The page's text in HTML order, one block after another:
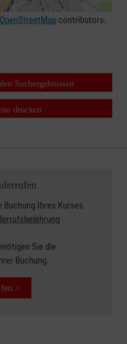
OpenStreetMap contributors.
Suchergebnissen
drucken
Buchung Ihres Kurses
Sie die
Buchung.
>